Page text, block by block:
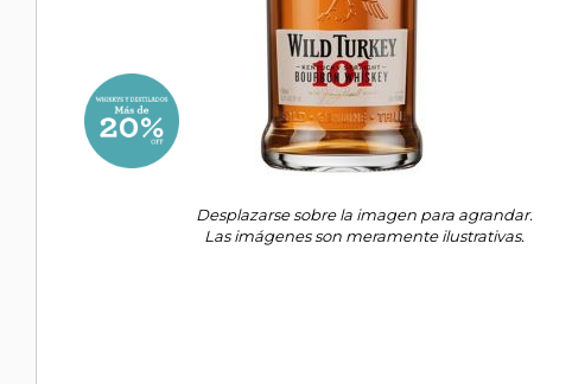
Desplazarse sobre la imagen para agrandar.
Las imágenes son meramente ilustrativas.